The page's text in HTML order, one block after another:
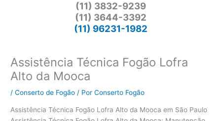
(11) 3832-9239
(11) 3644-3392
(11) 96231-1982
Assistência Técnica Fogão Lofra
Alto da Mooca
/Conserto de Fogão / PorConserto Fogão
Assistência Técnica Fogão Lofra Alto da Mooca em São Paulo